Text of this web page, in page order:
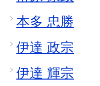
本多 忠勝
伊達 政宗
伊達 輝宗